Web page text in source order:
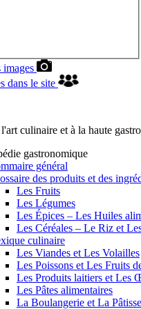
images
dans le site
culinaire et à la haute
gastronomique
général
des produits et des
Les Fruits
Les Légumes
Les Épices – Les Huiles
Les Céréales – Le Riz et
culinaire
Les Viandes et Les Volailles
Les Poissons et Les Fruits
Les Produits laitiers et Les
Les Pâtes alimentaires
La Boulangerie et La